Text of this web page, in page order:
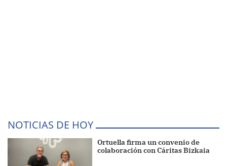
NOTICIAS DE HOY
Ortuella firma un convenio de
colaboración con Cáritas Bizkaia